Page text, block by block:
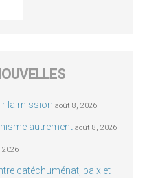
la mission août 8, 2026
autrement août 8, 2026
2026
catéchuménat, paix et